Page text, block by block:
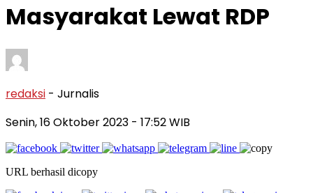
Masyarakat Lewat RDP
redaksi - Jurnalis
Senin, 16 Oktober 2023 - 17:52 WIB
URL berhasil dicopy